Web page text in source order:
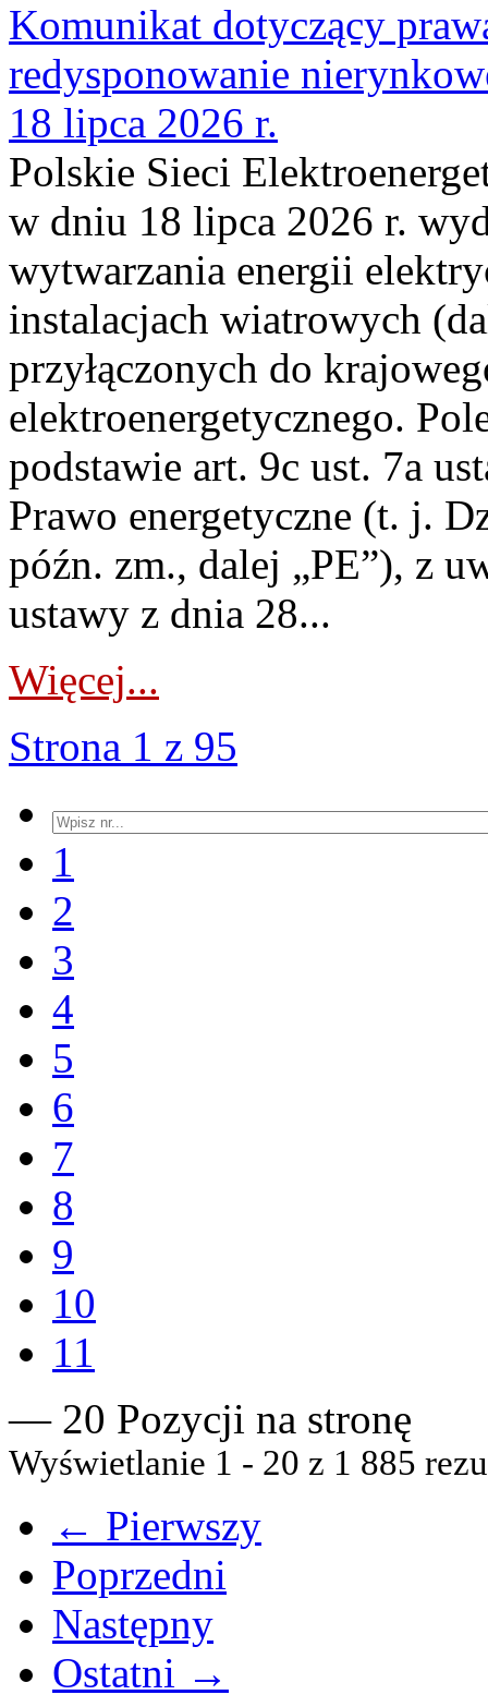
Komunikat dotyczący
redysponowanie
18 lipca 2026 r.
Polskie Sieci
w dniu 18 lipca 2026 r.
wytwarzania energii
instalacjach wiatrowych
przyłączonych do
elektroenergetycznego.
podstawie art. 9c ust. 7a
Prawo energetyczne (t. j.
późn. zm., dalej „PE”), z
ustawy z dnia 28...
Więcej...
Strona 1 z 95
1
2
3
4
5
6
7
8
9
10
11
— 20 Pozycji na stronę
Wyświetlanie 1 - 20 z 1 885
← Pierwszy
Poprzedni
Następny
Ostatni →